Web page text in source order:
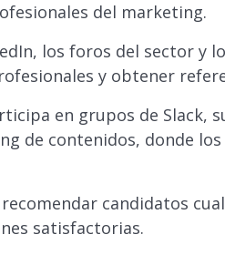
del marketing.
los foros del sector y
y obtener
en grupos de Slack,
de contenidos, donde
candidatos
satisfactorias.